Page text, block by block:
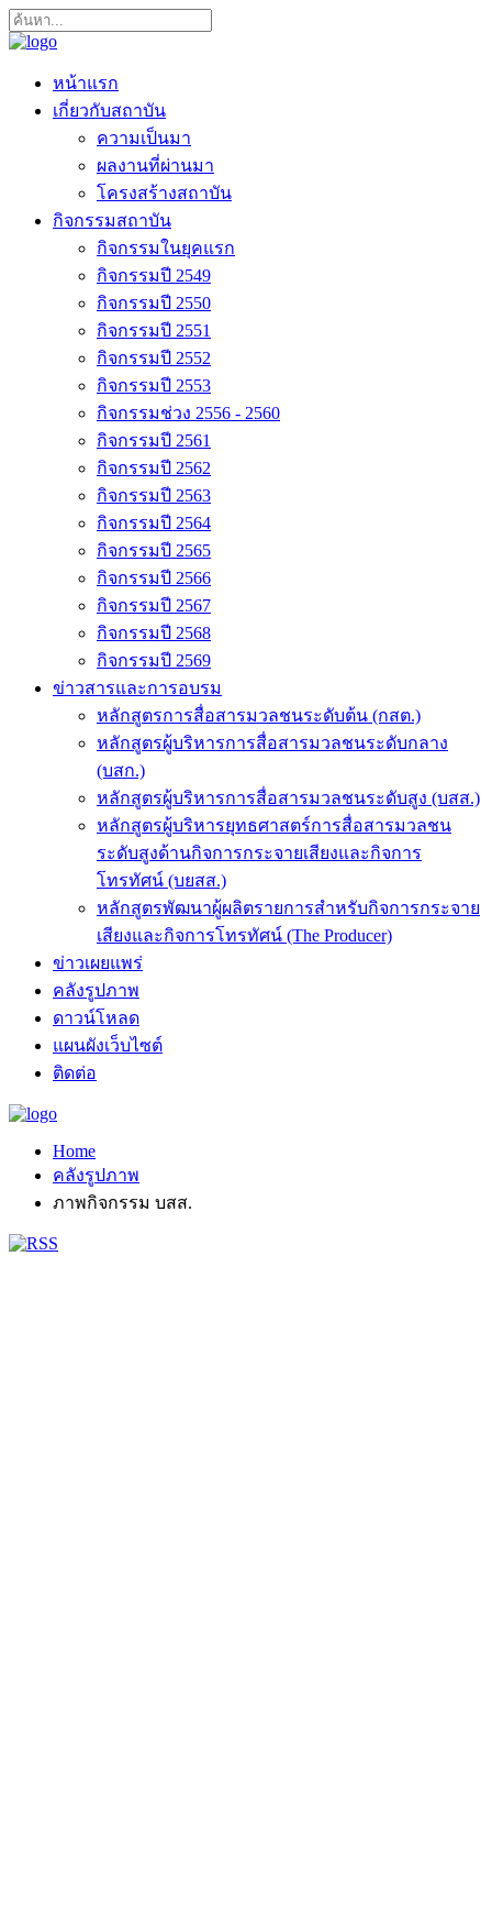
หน้าแรก
เกี่ยวกับสถาบัน
ความเป็นมา
ผลงานที่ผ่านมา
โครงสร้างสถาบัน
กิจกรรมสถาบัน
กิจกรรมในยุคแรก
กิจกรรมปี 2549
กิจกรรมปี 2550
กิจกรรมปี 2551
กิจกรรมปี 2552
กิจกรรมปี 2553
กิจกรรมช่วง 2556 - 2560
กิจกรรมปี 2561
กิจกรรมปี 2562
กิจกรรมปี 2563
กิจกรรมปี 2564
กิจกรรมปี 2565
กิจกรรมปี 2566
กิจกรรมปี 2567
กิจกรรมปี 2568
กิจกรรมปี 2569
ข่าวสารและการอบรม
หลักสูตรการสื่อสารมวลชนระดับต้น (กสต.)
หลักสูตรผู้บริหารการสื่อสารมวลชนระดับกลาง
(บสก.)
หลักสูตรผู้บริหารการสื่อสารมวลชนระดับสูง (บสส.)
หลักสูตรผู้บริหารยุทธศาสตร์การสื่อสารมวลชน
ระดับสูงด้านกิจการกระจายเสียงและกิจการ
โทรทัศน์ (บยสส.)
หลักสูตรพัฒนาผู้ผลิตรายการสำหรับกิจการกระจาย
เสียงและกิจการโทรทัศน์ (The Producer)
ข่าวเผยแพร่
คลังรูปภาพ
ดาวน์โหลด
แผนผังเว็บไซต์
ติดต่อ
Home
คลังรูปภาพ
ภาพกิจกรรม บสส.